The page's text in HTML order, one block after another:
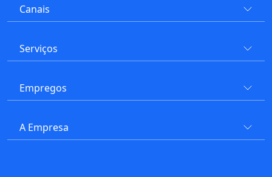
Canais
Serviços
Empregos
A Empresa